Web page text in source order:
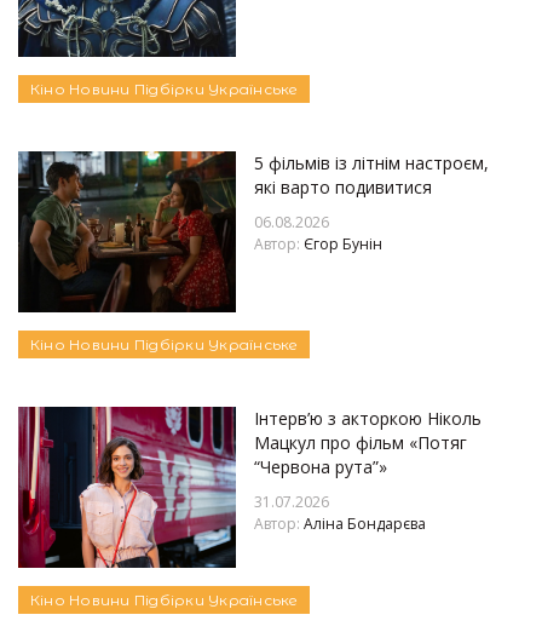
Кіно Новини Підбірки Українське
5 фільмів із літнім настроєм,
які варто подивитися
06.08.2026
Автор: Єгор Бунін
Кіно Новини Підбірки Українське
Інтерв’ю з акторкою Ніколь
Мацкул про фільм «Потяг
“Червона рута”»
31.07.2026
Автор: Аліна Бондарєва
Кіно Новини Підбірки Українське